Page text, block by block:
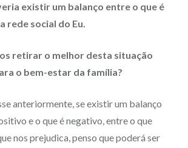
existir um balanço entre o que é
rede social do Eu.
retirar o melhor desta situação
o bem-estar da família?
anteriormente, se existir um balanço
e o que é negativo, entre o que
nos prejudica, penso que poderá ser